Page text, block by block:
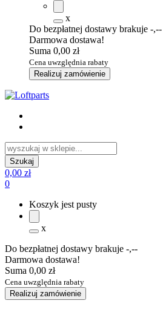
x
Do bezpłatnej dostawy brakuje -,--
Darmowa dostawa!
Suma 0,00 zł
Cena uwzględnia rabaty
Realizuj zamówienie
0,00 zł
0
Koszyk jest pusty
x
Do bezpłatnej dostawy brakuje -,--
Darmowa dostawa!
Suma 0,00 zł
Cena uwzględnia rabaty
Realizuj zamówienie